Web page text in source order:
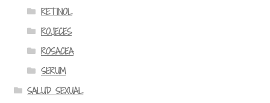
RETINOL
ROJECES
ROSACEA
SERUM
SALUD SEXUAL